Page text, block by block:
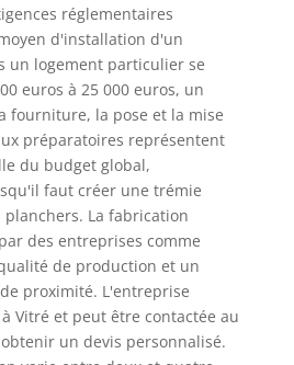
réglementaires
d'installation d'un
un logement particulier se
euros à 25 000 euros, un
fourniture, la pose et la mise
préparatoires représentent
du budget global,
faut créer une trémie
La fabrication
des entreprises comme
de production et un
proximité. L'entreprise
Vitré et peut être contactée au
un devis personnalisé.